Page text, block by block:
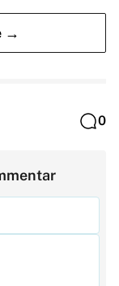
→
0